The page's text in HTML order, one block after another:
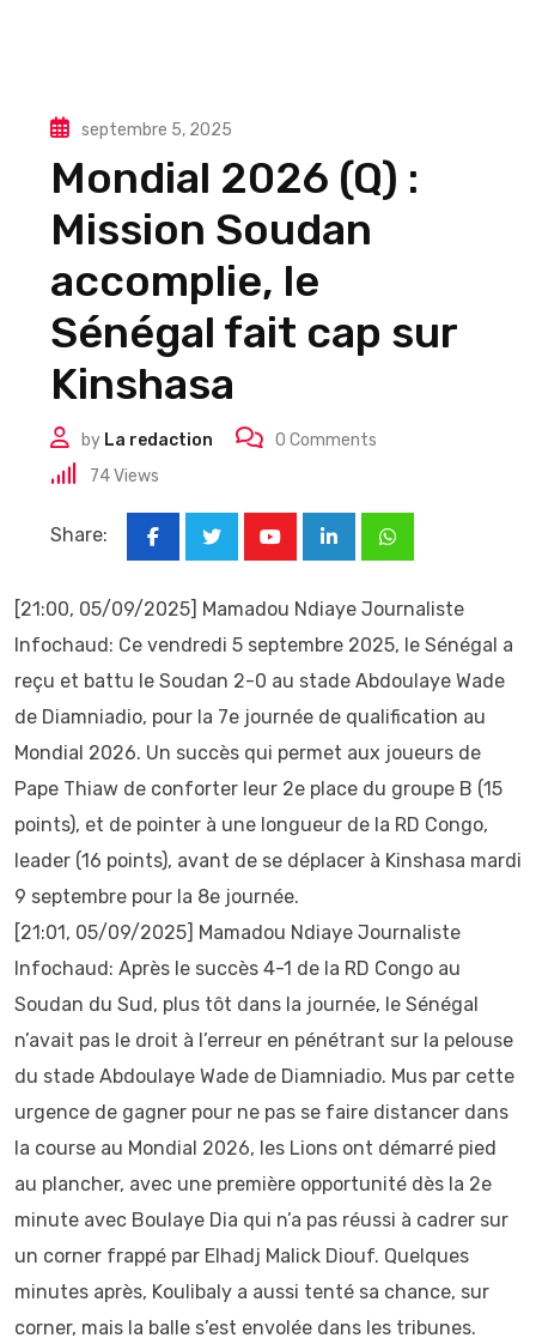
septembre 5, 2025
Mondial 2026 (Q) :
Mission Soudan
accomplie, le
Sénégal fait cap sur
Kinshasa
by La redaction 0 Comments
74Views
Share:
LinkedInWhatsapp
[21:00, 05/09/2025] Mamadou Ndiaye Journaliste
Infochaud: Ce vendredi 5 septembre 2025, le Sénégal a
reçu et battu le Soudan 2-0 au stade Abdoulaye Wade
de Diamniadio, pour la 7e journée de qualification au
Mondial 2026. Un succès qui permet aux joueurs de
Pape Thiaw de conforter leur 2e place du groupe B (15
points), et de pointer à une longueur de la RD Congo,
leader (16 points), avant de se déplacer à Kinshasa mardi
9 septembre pour la 8e journée.
[21:01, 05/09/2025] Mamadou Ndiaye Journaliste
Infochaud: Après le succès 4-1 de la RD Congo au
Soudan du Sud, plus tôt dans la journée, le Sénégal
n’avait pas le droit à l’erreur en pénétrant sur la pelouse
du stade Abdoulaye Wade de Diamniadio. Mus par cette
urgence de gagner pour ne pas se faire distancer dans
la course au Mondial 2026, les Lions ont démarré pied
au plancher, avec une première opportunité dès la 2e
minute avec Boulaye Dia qui n’a pas réussi à cadrer sur
un corner frappé par Elhadj Malick Diouf. Quelques
minutes après, Koulibaly a aussi tenté sa chance, sur
corner, mais la balle s’est envolée dans les tribunes.